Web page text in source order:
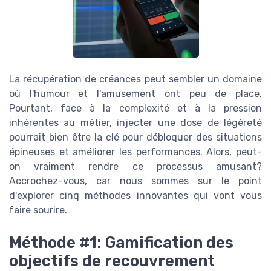
La récupération de créances peut sembler un domaine
où l'humour et l'amusement ont peu de place.
Pourtant, face à la complexité et à la pression
inhérentes au métier, injecter une dose de légèreté
pourrait bien être la clé pour débloquer des situations
épineuses et améliorer les performances. Alors, peut-
on vraiment rendre ce processus amusant?
Accrochez-vous, car nous sommes sur le point
d'explorer cinq méthodes innovantes qui vont vous
faire sourire.
Méthode #1: Gamification des
objectifs de recouvrement